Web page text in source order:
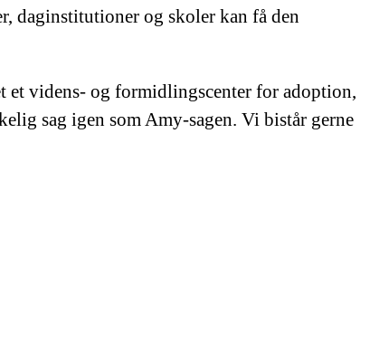
daginstitutioner og skoler kan få den
videns- og formidlingscenter for adoption,
sag igen som Amy-sagen. Vi bistår gerne